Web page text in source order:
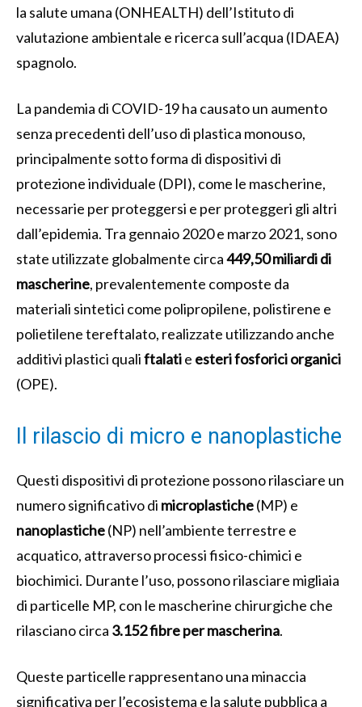
la salute umana (ONHEALTH) dell’Istituto di
valutazione ambientale e ricerca sull’acqua (IDAEA)
spagnolo.
La pandemia di COVID-19 ha causato un aumento
senza precedenti dell’uso di plastica monouso,
principalmente sotto forma di dispositivi di
protezione individuale (DPI), come le mascherine,
necessarie per proteggersi e per proteggeri gli altri
dall’epidemia. Tra gennaio 2020 e marzo 2021, sono
state utilizzate globalmente circa449,50 miliardi di
mascherine, prevalentemente composte da
materiali sintetici come polipropilene, polistirene e
polietilene tereftalato, realizzate utilizzando anche
additivi plastici qualiftalatie esteri fosforici organici
(OPE).
Il rilascio di micro e nanoplastiche
Questi dispositivi di protezione possono rilasciare un
numero significativo di microplastiche(MP) e
nanoplastiche(NP) nell’ambiente terrestre e
acquatico, attraverso processi fisico-chimici e
biochimici. Durante l’uso, possono rilasciare migliaia
di particelle MP, con le mascherine chirurgiche che
rilasciano circa 3.152 fibre per mascherina.
Queste particelle rappresentano una minaccia
significativa per l’ecosistema e la salute pubblica a